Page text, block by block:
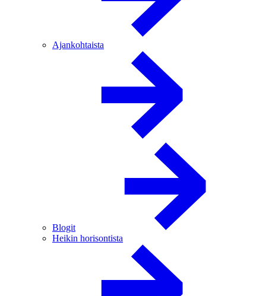
Ajankohtaista
Blogit
Heikin horisontista